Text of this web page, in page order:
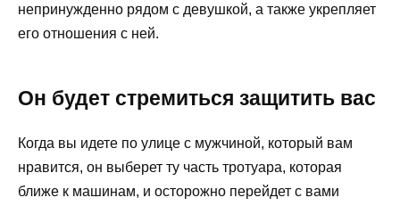
непринужденно рядом с девушкой, а также укрепляет
его отношения с ней.
Он будет стремиться защитить вас
Когда вы идете по улице с мужчиной, который вам
нравится, он выберет ту часть тротуара, которая
ближе к машинам, и осторожно перейдет с вами